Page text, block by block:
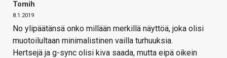
Tomih
8.1.2019
No ylipäätänsä onko millään merkillä näyttöä, joka olisi
muotoilultaan minimalistinen vailla turhuuksia.
Hertsejä ja g-sync olisi kiva saada, mutta eipä oikein